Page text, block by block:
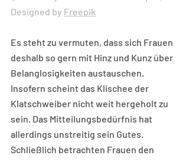
Designed by Freepik
Es steht zu vermuten, dass sich Frauen
deshalb so gern mit Hinz und Kunz über
Belanglosigkeiten austauschen.
Insofern scheint das Klischee der
Klatschweiber nicht weit hergeholt zu
sein. Das Mitteilungsbedürfnis hat
allerdings unstreitig sein Gutes.
Schließlich betrachten Frauen den